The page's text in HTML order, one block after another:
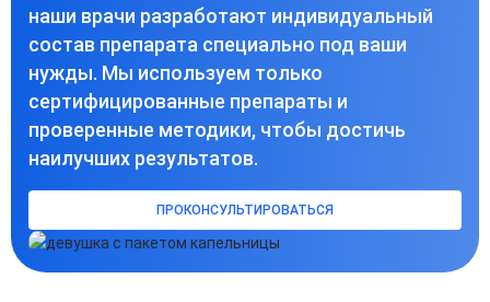
наши врачи разработают индивидуальный
состав препарата специально под ваши
нужды. Мы используем только
сертифицированные препараты и
проверенные методики, чтобы достичь
наилучших результатов.
ПРОКОНСУЛЬТИРОВАТЬСЯ